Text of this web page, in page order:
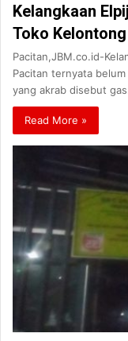
Kelangkaan
Toko
Pacitan,JBM.co.id-
Pacitan ternyata
yang akrab disebut
Read More »